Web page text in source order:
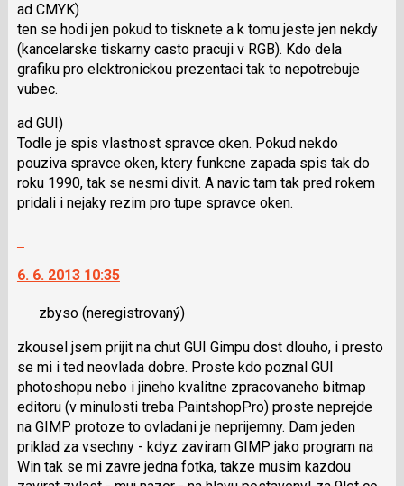
navigaci
lze
použít
i
klávesy
N
pro
následující
a
P
názor
ad CMYK)
ten se hodi jen pokud to tisknete a k tomu jeste jen nekdy
(kancelarske tiskarny casto pracuji v RGB). Kdo dela
grafiku pro elektronickou prezentaci tak to nepotrebuje
vubec.
ad GUI)
Todle je spis vlastnost spravce oken. Pokud nekdo
pouziva spravce oken, ktery funkcne zapada spis tak do
roku 1990, tak se nesmi divit. A navic tam tak pred rokem
pridali i nejaky rezim pro tupe spravce oken.
další
názor.
navigaci
lze
použít
i
klávesy
N
pro
6. 6. 2013 10:35
zbyso (neregistrovaný)
zkousel jsem prijit na chut GUI Gimpu dost dlouho, i presto
se mi i ted neovlada dobre. Proste kdo poznal GUI
photoshopu nebo i jineho kvalitne zpracovaneho bitmap
editoru (v minulosti treba PaintshopPro) proste neprejde
na GIMP protoze to ovladani je neprijemny. Dam jeden
priklad za vsechny - kdyz zaviram GIMP jako program na
Win tak se mi zavre jedna fotka, takze musim kazdou